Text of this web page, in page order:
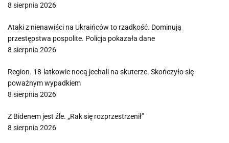
8 sierpnia 2026
Ataki z nienawiści na Ukraińców to rzadkość. Dominują
przestępstwa pospolite. Policja pokazała dane
8 sierpnia 2026
Region. 18-latkowie nocą jechali na skuterze. Skończyło się
poważnym wypadkiem
8 sierpnia 2026
Z Bidenem jest źle. „Rak się rozprzestrzenił”
8 sierpnia 2026